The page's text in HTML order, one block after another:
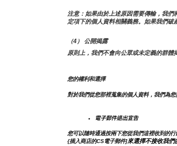
注意：如果由於上述原因需要傳輸，我
定項下的個人資料相關義務。如果我們破
（4） 公開揭露
原則上，我們不會向公眾或未定義的群體
您的權利和選擇
對於我們從您那裡蒐集的個人資料，我們為
電子郵件退出宣告
您可以隨時通過按兩下您從我們這裡收到的
{插入商店的CS電子郵件]來選擇不接收我們